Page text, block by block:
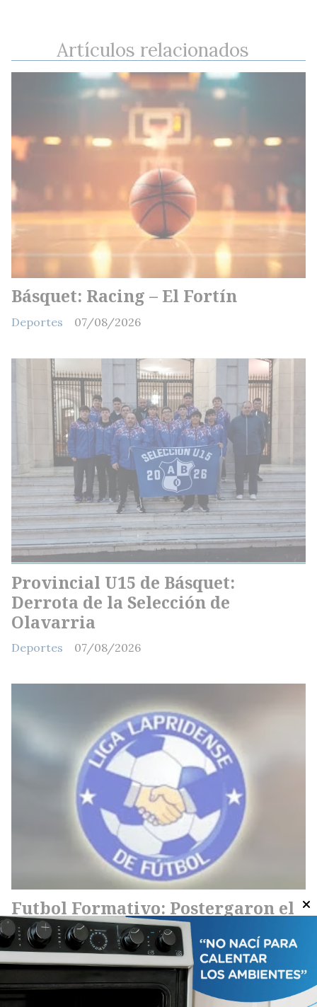
Artículos relacionados
Básquet: Racing – El Fortín
Deportes 07/08/2026
Provincial U15 de Básquet:
Derrota de la Selección de
Olavarria
Deportes 07/08/2026
Futbol Formativo: Postergaron el
inicio del Torneo
Deportes 07/08/2026